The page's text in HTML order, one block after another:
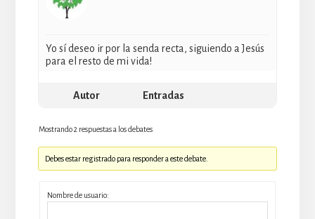
Yo sí deseo ir por la senda recta, siguiendo a Jesús
para el resto de mi vida!
Autor Entradas
Mostrando 2 respuestas a los debates
Debes estar registrado para responder a este debate.
Nombre de usuario: